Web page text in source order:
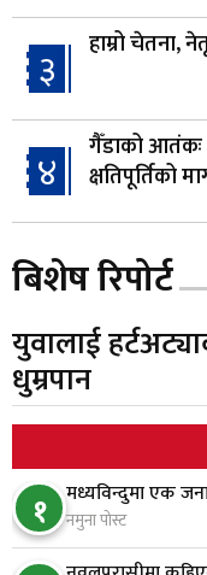
३ हाम्रो चेतना,
४
गैँडाको आतंकः
क्षतिपूर्तिको
५
स्थापनाको
प्रशासकीय
६
भरतपुर
नाम ‘डिस्प्ले
७
बिशेष रिपोर्ट
युवालाई
धुम्रपान
१ मध्यविन्दुमा एक
नमुना पोस्ट